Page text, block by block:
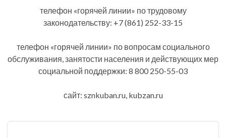
телефон «горячей линии» по трудовому
законодательству: +7 (861) 252-33-15
телефон «горячей линии» по вопросам социального
обслуживания, занятости населения и действующих мер
социальной поддержки: 8 800 250-55-03
сайт: sznkuban.ru, kubzan.ru